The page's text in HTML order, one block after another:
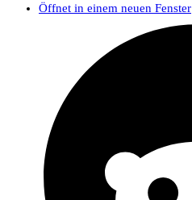
Öffnet in einem neuen Fenster